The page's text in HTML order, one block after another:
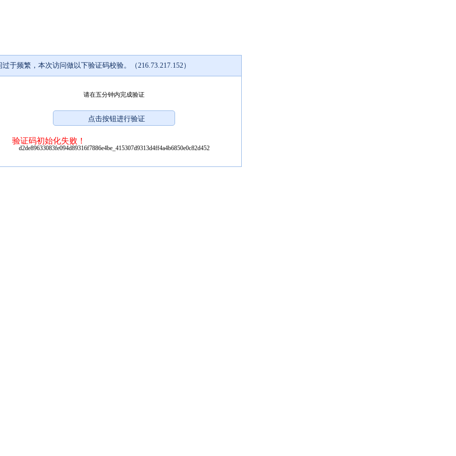
过于频繁，本次访问做以下验证码校验。（216.73.217.152）
请在五分钟内完成验证
验证码初始化失败！
d2de89633083fe094d89316f7886e4be_415307d9313d4ff4a4b6850e0c82d452